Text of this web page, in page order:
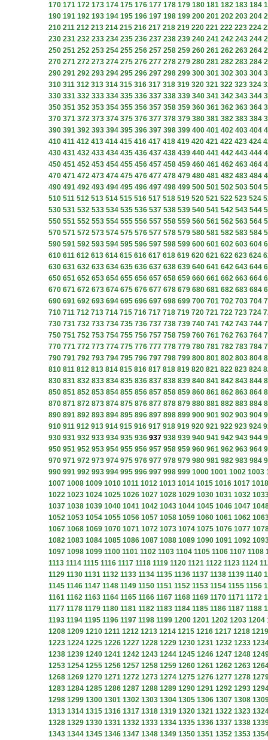
170 171 172 173 174 175 176 177 178 179 180 181 182 183 184
190 191 192 193 194 195 196 197 198 199 200 201 202 203 204
210 211 212 213 214 215 216 217 218 219 220 221 222 223 224
230 231 232 233 234 235 236 237 238 239 240 241 242 243 244
250 251 252 253 254 255 256 257 258 259 260 261 262 263 264
270 271 272 273 274 275 276 277 278 279 280 281 282 283 284
290 291 292 293 294 295 296 297 298 299 300 301 302 303 304
310 311 312 313 314 315 316 317 318 319 320 321 322 323 324
330 331 332 333 334 335 336 337 338 339 340 341 342 343 344
350 351 352 353 354 355 356 357 358 359 360 361 362 363 364
370 371 372 373 374 375 376 377 378 379 380 381 382 383 384
390 391 392 393 394 395 396 397 398 399 400 401 402 403 404
410 411 412 413 414 415 416 417 418 419 420 421 422 423 424
430 431 432 433 434 435 436 437 438 439 440 441 442 443 444
450 451 452 453 454 455 456 457 458 459 460 461 462 463 464
470 471 472 473 474 475 476 477 478 479 480 481 482 483 484
490 491 492 493 494 495 496 497 498 499 500 501 502 503 504
510 511 512 513 514 515 516 517 518 519 520 521 522 523 524
530 531 532 533 534 535 536 537 538 539 540 541 542 543 544
550 551 552 553 554 555 556 557 558 559 560 561 562 563 564
570 571 572 573 574 575 576 577 578 579 580 581 582 583 584
590 591 592 593 594 595 596 597 598 599 600 601 602 603 604
610 611 612 613 614 615 616 617 618 619 620 621 622 623 624
630 631 632 633 634 635 636 637 638 639 640 641 642 643 644
650 651 652 653 654 655 656 657 658 659 660 661 662 663 664
670 671 672 673 674 675 676 677 678 679 680 681 682 683 684
690 691 692 693 694 695 696 697 698 699 700 701 702 703 704
710 711 712 713 714 715 716 717 718 719 720 721 722 723 724
730 731 732 733 734 735 736 737 738 739 740 741 742 743 744
750 751 752 753 754 755 756 757 758 759 760 761 762 763 764
770 771 772 773 774 775 776 777 778 779 780 781 782 783 784
790 791 792 793 794 795 796 797 798 799 800 801 802 803 804
810 811 812 813 814 815 816 817 818 819 820 821 822 823 824
830 831 832 833 834 835 836 837 838 839 840 841 842 843 844
850 851 852 853 854 855 856 857 858 859 860 861 862 863 864
870 871 872 873 874 875 876 877 878 879 880 881 882 883 884
890 891 892 893 894 895 896 897 898 899 900 901 902 903 904
910 911 912 913 914 915 916 917 918 919 920 921 922 923 924
930 931 932 933 934 935 936 937 938 939 940 941 942 943 944
950 951 952 953 954 955 956 957 958 959 960 961 962 963 964
970 971 972 973 974 975 976 977 978 979 980 981 982 983 984
990 991 992 993 994 995 996 997 998 999 1000 1001 1002 1003
1007 1008 1009 1010 1011 1012 1013 1014 1015 1016 1017 1018
1022 1023 1024 1025 1026 1027 1028 1029 1030 1031 1032
1037 1038 1039 1040 1041 1042 1043 1044 1045 1046 1047
1052 1053 1054 1055 1056 1057 1058 1059 1060 1061 1062
1067 1068 1069 1070 1071 1072 1073 1074 1075 1076 1077
1082 1083 1084 1085 1086 1087 1088 1089 1090 1091 1092
1097 1098 1099 1100 1101 1102 1103 1104 1105 1106 1107 1108
1113 1114 1115 1116 1117 1118 1119 1120 1121 1122 1123 1124
1129 1130 1131 1132 1133 1134 1135 1136 1137 1138 1139 1140
1145 1146 1147 1148 1149 1150 1151 1152 1153 1154 1155 1156
1161 1162 1163 1164 1165 1166 1167 1168 1169 1170 1171 1172
1177 1178 1179 1180 1181 1182 1183 1184 1185 1186 1187 1188
1193 1194 1195 1196 1197 1198 1199 1200 1201 1202 1203 1204
1208 1209 1210 1211 1212 1213 1214 1215 1216 1217 1218 1219
1223 1224 1225 1226 1227 1228 1229 1230 1231 1232 1233
1238 1239 1240 1241 1242 1243 1244 1245 1246 1247 1248
1253 1254 1255 1256 1257 1258 1259 1260 1261 1262 1263
1268 1269 1270 1271 1272 1273 1274 1275 1276 1277 1278
1283 1284 1285 1286 1287 1288 1289 1290 1291 1292 1293
1298 1299 1300 1301 1302 1303 1304 1305 1306 1307 1308
1313 1314 1315 1316 1317 1318 1319 1320 1321 1322 1323
1328 1329 1330 1331 1332 1333 1334 1335 1336 1337 1338
1343 1344 1345 1346 1347 1348 1349 1350 1351 1352 1353